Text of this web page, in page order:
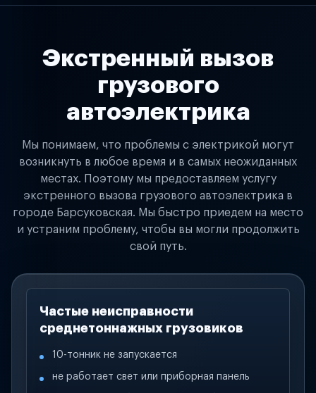
Экстренный вызов
грузового
автоэлектрика
Мы понимаем, что проблемы с электрикой могут
возникнуть в любое время и в самых неожиданных
местах. Поэтому мы предоставляем услугу
экстренного вызова грузового автоэлектрика в
городе Барсуковская. Мы быстро приедем на место
и устраним проблему, чтобы вы могли продолжить
свой путь.
Частые неисправности
среднетоннажных грузовиков
10-тонник не запускается
не работает свет или приборная панель